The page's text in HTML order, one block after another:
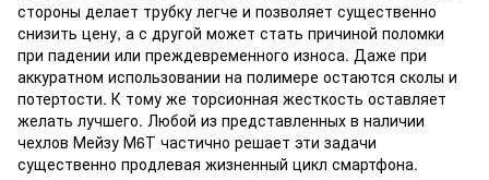
стороны делает трубку легче и позволяет существенно
снизить цену, а с другой может стать причиной поломки
при падении или преждевременного износа. Даже при
аккуратном использовании на полимере остаются сколы и
потертости. К тому же торсионная жесткость оставляет
желать лучшего. Любой из представленных в наличии
чехлов Мейзу М6Т частично решает эти задачи
существенно продлевая жизненный цикл смартфона.